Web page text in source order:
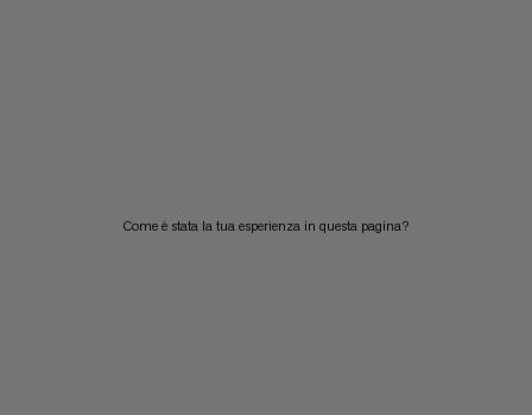
Come è stata la tua esperienza in questa pagina?